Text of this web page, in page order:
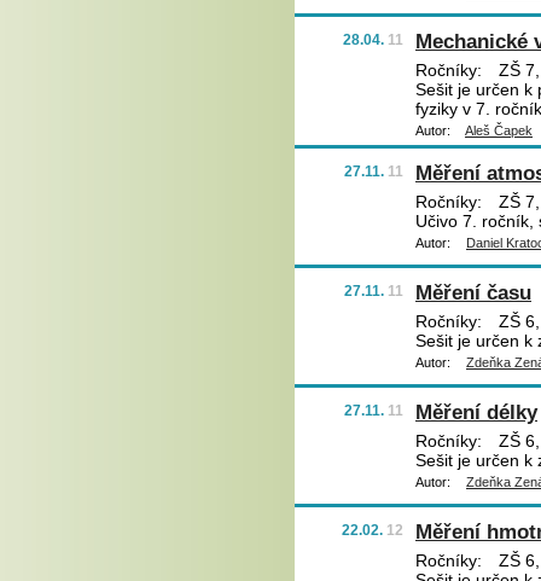
28.04. 11 Mechanické
Ročníky:
ZŠ 7,
Sešit je určen k
fyziky v 7.
Autor: Aleš Čapek
27.11. 11 Měření
Ročníky:
ZŠ 7,
Učivo 7. ročník,
Autor: Daniel
27.11. 11 Měření času
Ročníky:
ZŠ 6,
Sešit je určen k
Autor: Zdeňka
27.11. 11 Měření délky
Ročníky:
ZŠ 6,
Sešit je určen k
Autor: Zdeňka
22.02. 12 Měření
Ročníky:
ZŠ 6,